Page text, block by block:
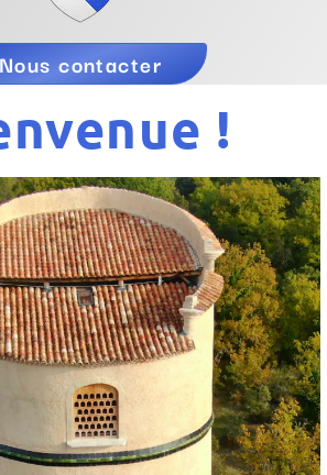
Nous contacter
!